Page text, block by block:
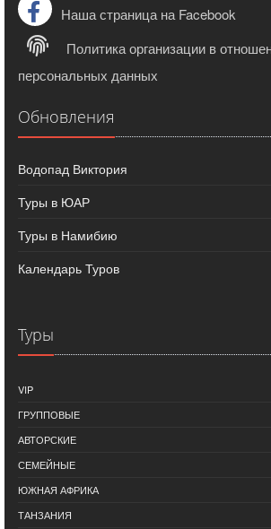
Наша страница на Facebook
Политика организации в
персональных данных
Обновления
Водопад Виктория
Туры в ЮАР
Туры в Намибию
Календарь Туров
Туры
VIP
ГРУППОВЫЕ
АВТОРСКИЕ
СЕМЕЙНЫЕ
ЮЖНАЯ АФРИКА
ТАНЗАНИЯ